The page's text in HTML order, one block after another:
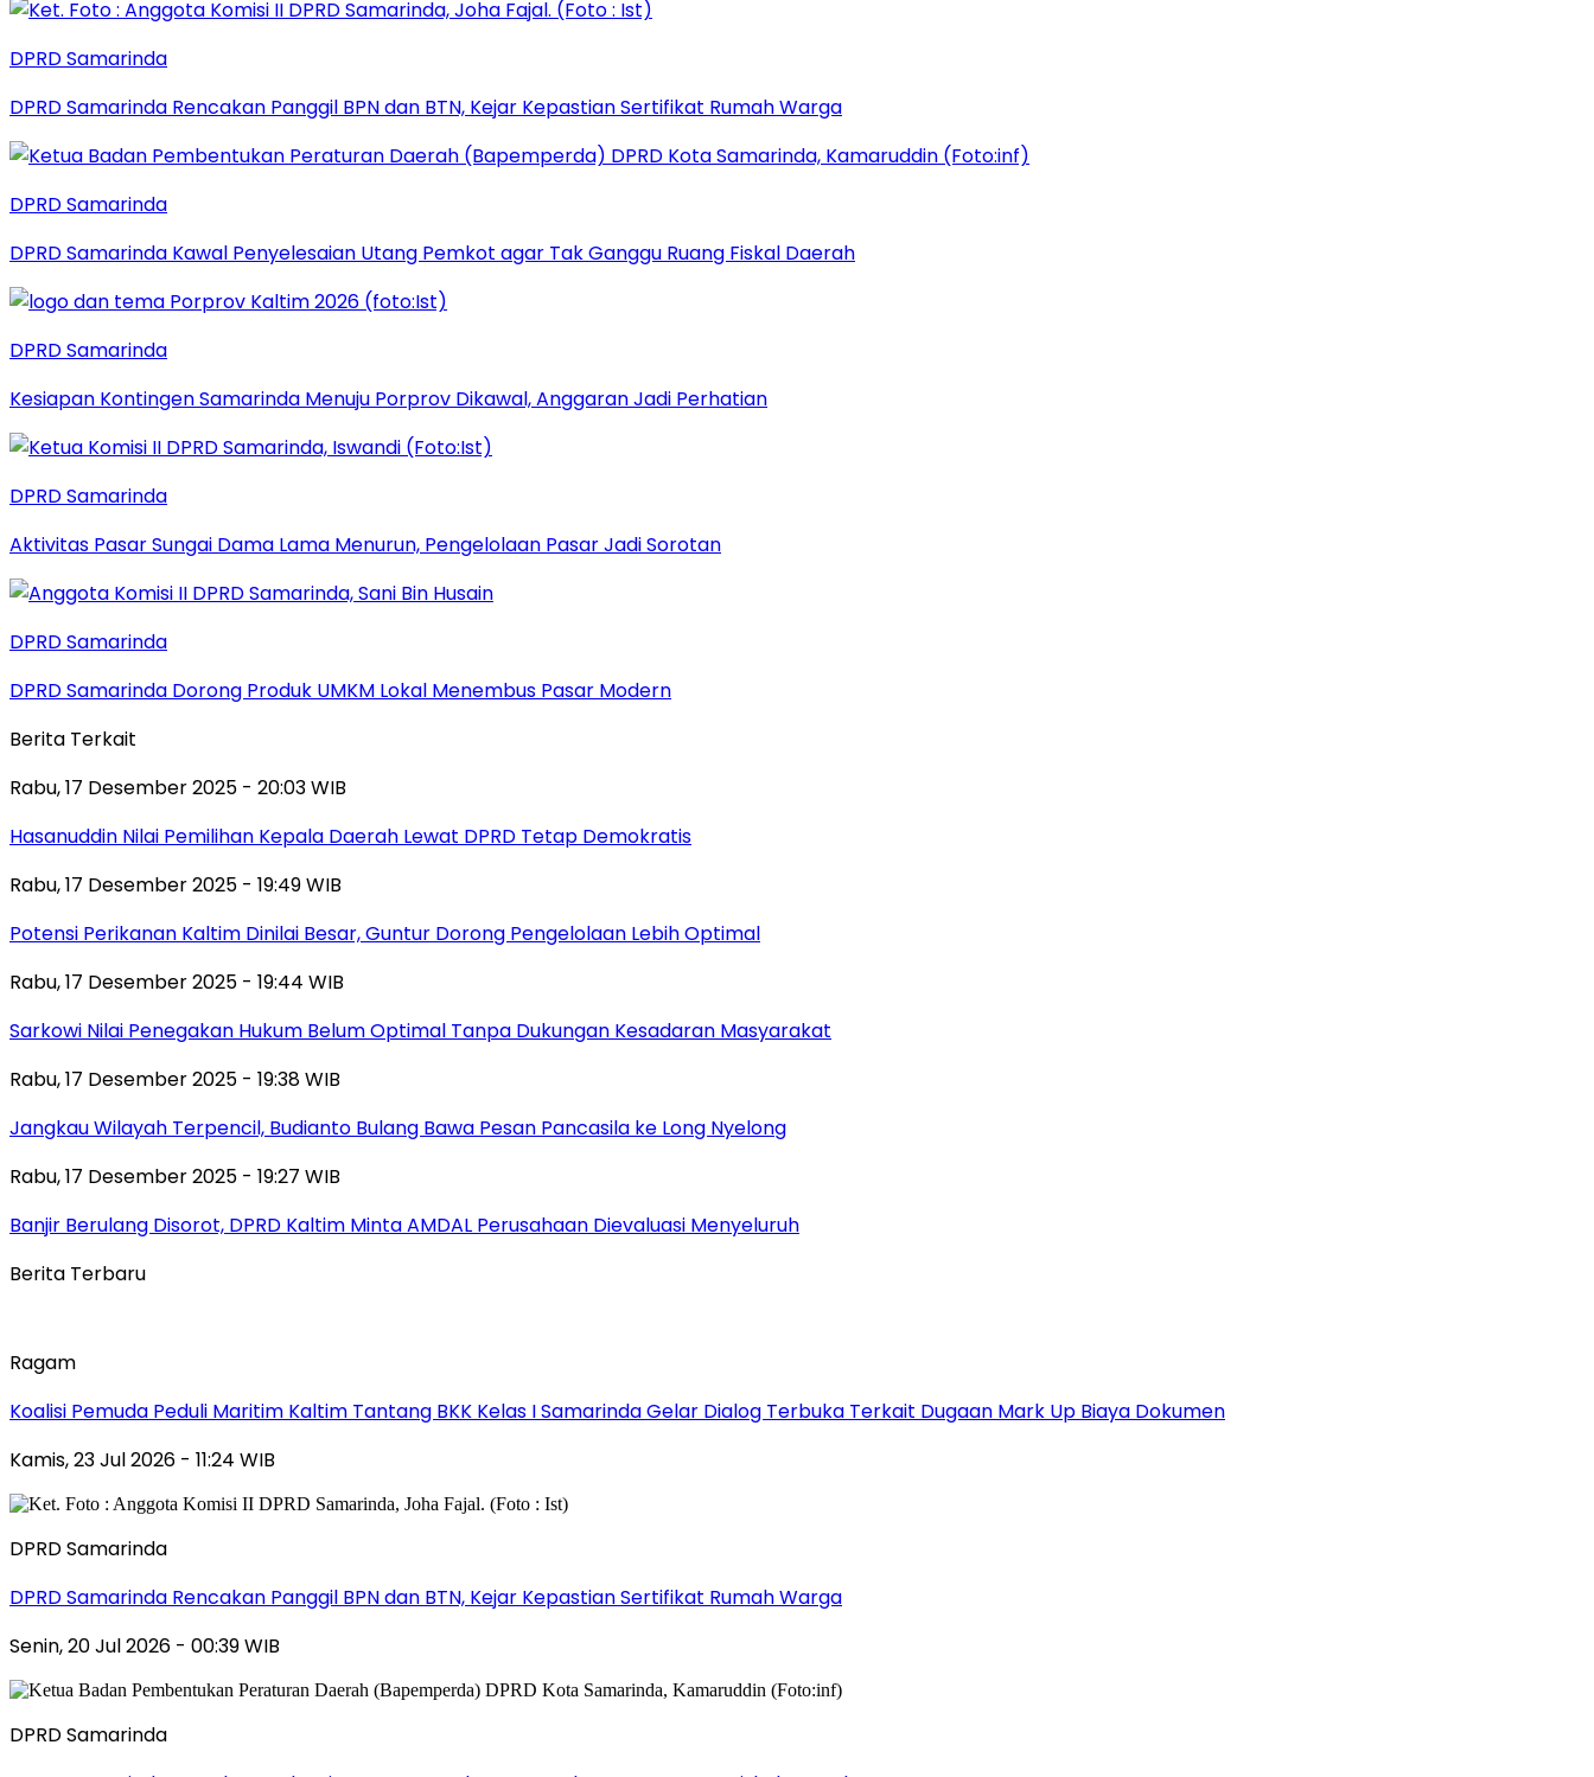
DPRD Samarinda
DPRD Samarinda Rencakan Panggil BPN dan BTN, Kejar Kepastian Sertifikat Rumah Warga
DPRD Samarinda
DPRD Samarinda Kawal Penyelesaian Utang Pemkot agar Tak Ganggu Ruang Fiskal Daerah
DPRD Samarinda
Kesiapan Kontingen Samarinda Menuju Porprov Dikawal, Anggaran Jadi Perhatian
DPRD Samarinda
Aktivitas Pasar Sungai Dama Lama Menurun, Pengelolaan Pasar Jadi Sorotan
DPRD Samarinda
DPRD Samarinda Dorong Produk UMKM Lokal Menembus Pasar Modern
Berita Terkait
Rabu, 17 Desember 2025 - 20:03 WIB
Hasanuddin Nilai Pemilihan Kepala Daerah Lewat DPRD Tetap Demokratis
Rabu, 17 Desember 2025 - 19:49 WIB
Potensi Perikanan Kaltim Dinilai Besar, Guntur Dorong Pengelolaan Lebih Optimal
Rabu, 17 Desember 2025 - 19:44 WIB
Sarkowi Nilai Penegakan Hukum Belum Optimal Tanpa Dukungan Kesadaran Masyarakat
Rabu, 17 Desember 2025 - 19:38 WIB
Jangkau Wilayah Terpencil, Budianto Bulang Bawa Pesan Pancasila ke Long Nyelong
Rabu, 17 Desember 2025 - 19:27 WIB
Banjir Berulang Disorot, DPRD Kaltim Minta AMDAL Perusahaan Dievaluasi Menyeluruh
Berita Terbaru
Ragam
Koalisi Pemuda Peduli Maritim Kaltim Tantang BKK Kelas I Samarinda Gelar Dialog Terbuka Terkait Dugaan Mark Up Biaya Dokumen
Kamis, 23 Jul 2026 - 11:24 WIB
DPRD Samarinda
DPRD Samarinda Rencakan Panggil BPN dan BTN, Kejar Kepastian Sertifikat Rumah Warga
Senin, 20 Jul 2026 - 00:39 WIB
DPRD Samarinda